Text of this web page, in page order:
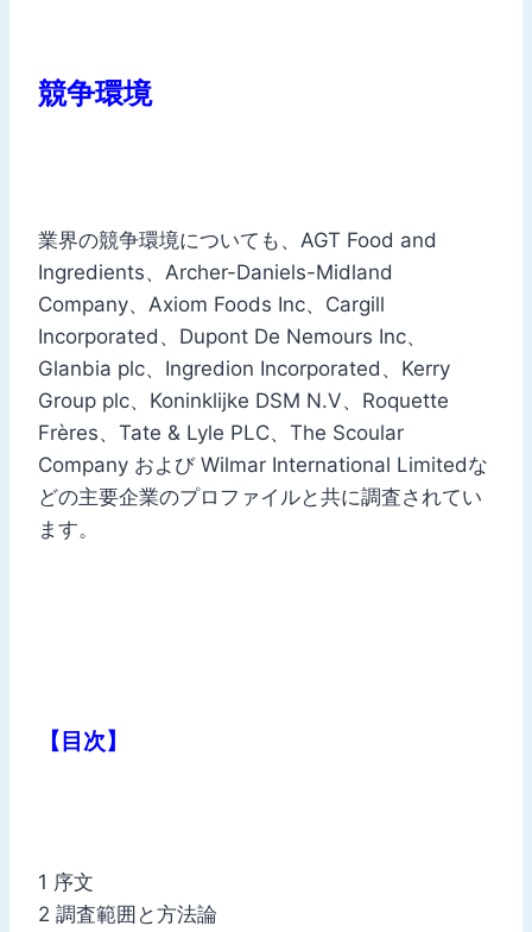
競争環境
業界の競争環境についても、AGT Food and
Ingredients、Archer-Daniels-Midland
Company、Axiom Foods Inc、Cargill
Incorporated、Dupont De Nemours Inc、
Glanbia plc、Ingredion Incorporated、Kerry
Group plc、Koninklijke DSM N.V、Roquette
Frères、Tate & Lyle PLC、The Scoular
Company および Wilmar International Limitedな
どの主要企業のプロファイルと共に調査されてい
ます。
【目次】
1 序文
2 調査範囲と方法論